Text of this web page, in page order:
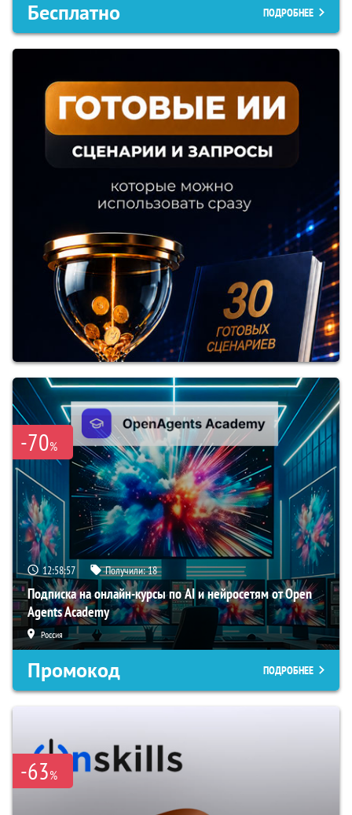
Бесплатно ПОДРОБНЕЕ
-70%
12:58:56 Получили:18
Подписка на онлайн-курсы по AI и нейросетям от Open
Agents Academy
Россия
Промокод ПОДРОБНЕЕ
-63%